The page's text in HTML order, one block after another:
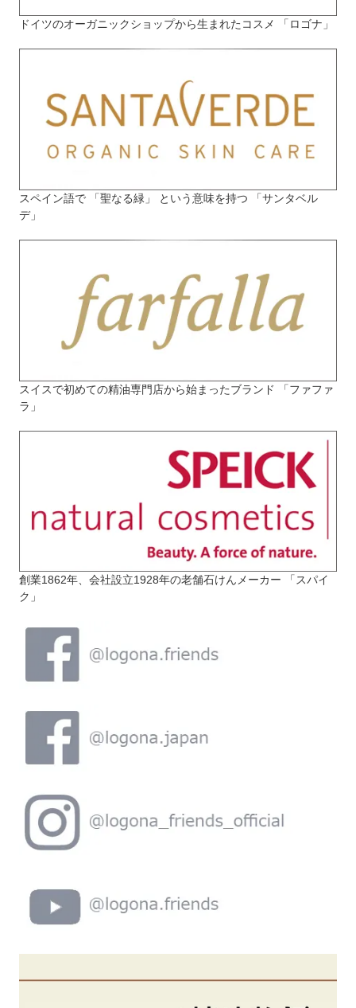
ドイツのオーガニックショップから生まれたコスメ 「ロゴナ」
スペイン語で 「聖なる緑」 という意味を持つ 「サンタベル
デ」
スイスで初めての精油専門店から始まったブランド 「ファファ
ラ」
創業1862年、会社設立1928年の老舗石けんメーカー 「スパイ
ク」